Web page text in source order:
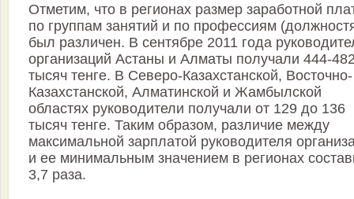
Отметим, что в регионах размер заработной
по группам занятий и по профессиям
был различен. В сентябре 2011 года
организаций Астаны и Алматы получали 444-
тысяч тенге. В Северо-Казахстанской, Восточно-
Казахстанской, Алматинской и Жамбылской
областях руководители получали от 129 до 136
тысяч тенге. Таким образом, различие между
максимальной зарплатой руководителя
и ее минимальным значением в регионах
3,7 раза.